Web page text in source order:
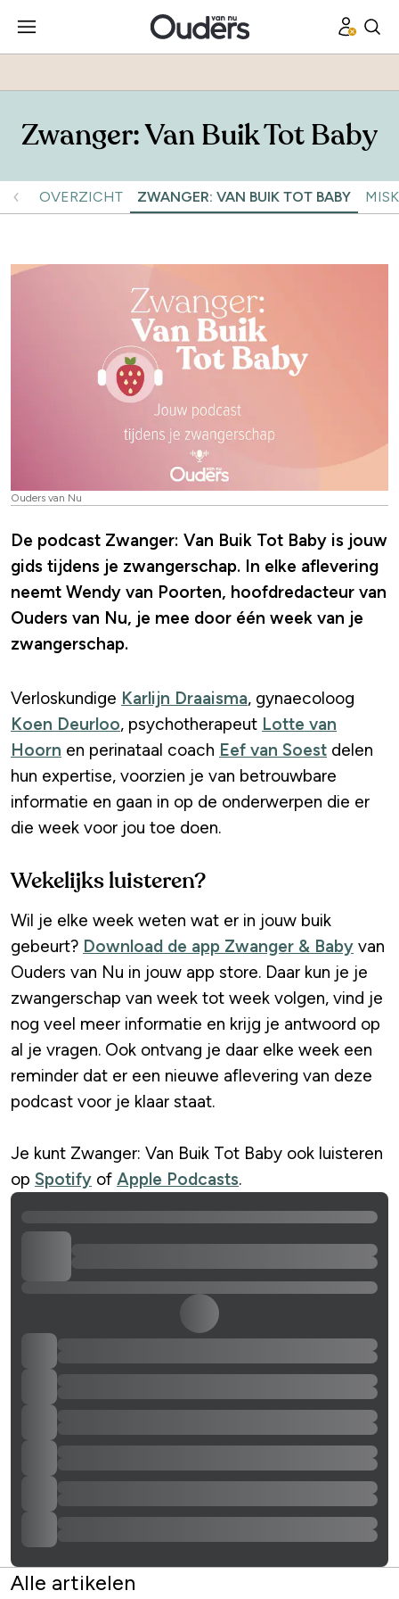
Zwanger: Van Buik Tot Baby
OVERZICHT ZWANGER: VAN BUIK TOT BABY
Ouders van Nu
De podcast Zwanger: Van Buik Tot Baby is jouw
gids tijdens je zwangerschap. In elke aflevering
neemt Wendy van Poorten, hoofdredacteur van
Ouders van Nu, je mee door één week van je
zwangerschap.
Verloskundige Karlijn Draaisma, gynaecoloog
Koen Deurloo, psychotherapeut Lotte van
Hoorn en perinataal coach Eef van Soest delen
hun expertise, voorzien je van betrouwbare
informatie en gaan in op de onderwerpen die er
die week voor jou toe doen.
Wekelijks luisteren?
Wil je elke week weten wat er in jouw buik
gebeurt? Download de app Zwanger & Baby van
Ouders van Nu in jouw app store. Daar kun je je
zwangerschap van week tot week volgen, vind je
nog veel meer informatie en krijg je antwoord op
al je vragen. Ook ontvang je daar elke week een
reminder dat er een nieuwe aflevering van deze
podcast voor je klaar staat.
Je kunt Zwanger: Van Buik Tot Baby ook luisteren
op Spotify of Apple Podcasts.
Alle artikelen